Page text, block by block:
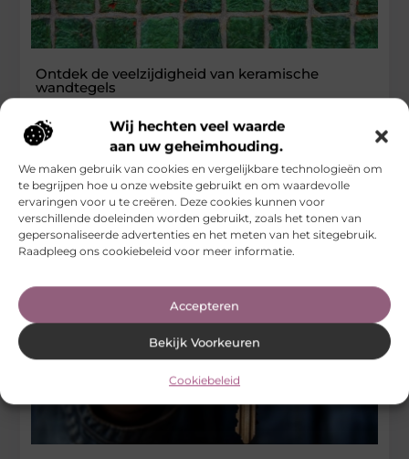
Wij hechten veel waarde
aan uw geheimhouding.
We maken gebruik van cookies en vergelijkbare technologieën om
te begrijpen hoe u onze website gebruikt en om waardevolle
ervaringen voor u te creëren. Deze cookies kunnen voor
verschillende doeleinden worden gebruikt, zoals het tonen van
gepersonaliseerde advertenties en het meten van het sitegebruik.
Raadpleeg ons cookiebeleid voor meer informatie.
Accepteren
Bekijk Voorkeuren
Cookiebeleid
Ontdek de veelzijdigheid van keramische
wandtegels
Keramische wandtegels zijn een populaire keuze voor zowel
moderne als klassieke interieurs. Ze bieden een breed scala
aan ontwerpopties en
...
Woningen